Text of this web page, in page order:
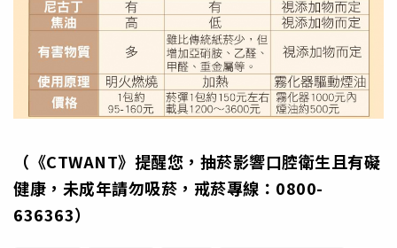
（《CTWANT》提醒您，抽菸影響口腔衛生且有礙
健康，未成年請勿吸菸，戒菸專線：0800-
636363）